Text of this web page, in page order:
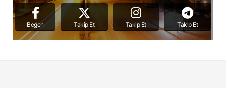
Beğen Takip Et Takip Et Takip Et